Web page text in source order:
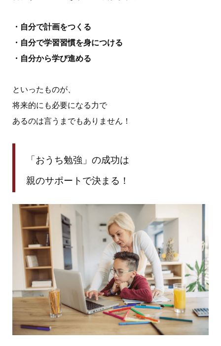
・自分で計画をつくる
・自分で学習習慣を身につける
・自分から学び進める
といったものが、
将来的にも必要になる力で
あるのは言うまでもありません！
「おうち勉強」の成功は
親のサポートで決まる！